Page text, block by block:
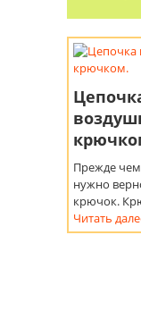
Прежде чем
нужно
крючок.
Читать